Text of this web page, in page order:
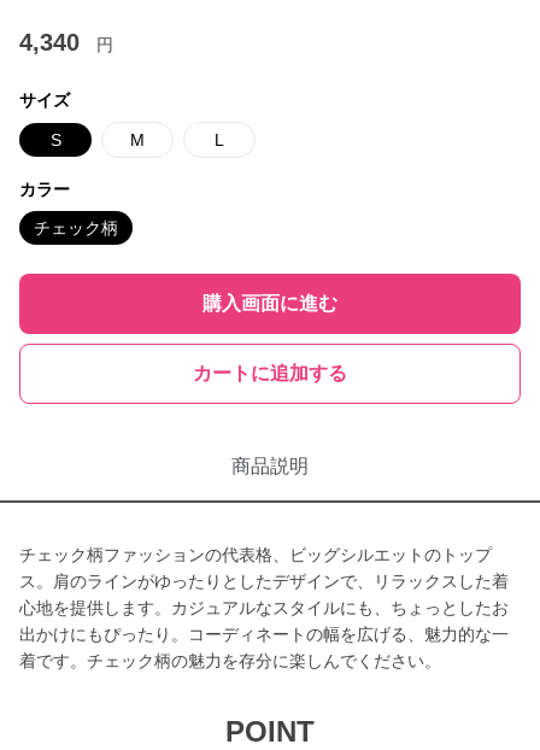
4,340 円
サイズ
S M L
カラー
チェック柄
購入画面に進む
カートに追加する
商品説明
チェック柄ファッションの代表格、ビッグシルエットのトップ
ス。肩のラインがゆったりとしたデザインで、リラックスした着
心地を提供します。カジュアルなスタイルにも、ちょっとしたお
出かけにもぴったり。コーディネートの幅を広げる、魅力的な一
着です。チェック柄の魅力を存分に楽しんでください。
POINT